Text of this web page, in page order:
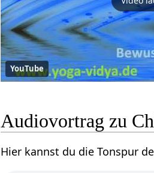
YouTube
Audiovortrag zu
Hier kannst du die Tonspur